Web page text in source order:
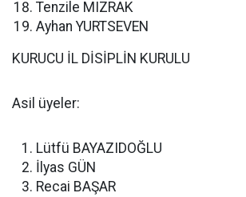
Tenzile MIZRAK
Ayhan YURTSEVEN
KURUCU İL DİSİPLİN KURULU
Asil üyeler:
Lütfü BAYAZIDOĞLU
İlyas GÜN
Recai BAŞAR